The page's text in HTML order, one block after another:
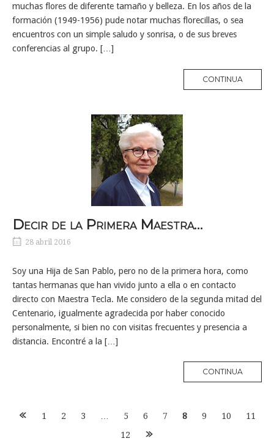
muchas flores de diferente tamaño y belleza. En los años de la
formación (1949-1956) pude notar muchas florecillas, o sea
encuentros con un simple saludo y sonrisa, o de sus breves
conferencias al grupo. […]
CONTINUA
Decir de la Primera Maestra…
28 abril 2016
Soy una Hija de San Pablo, pero no de la primera hora, como
tantas hermanas que han vivido junto a ella o en contacto
directo con Maestra Tecla. Me considero de la segunda mitad del
Centenario, igualmente agradecida por haber conocido
personalmente, si bien no con visitas frecuentes y presencia a
distancia. Encontré a la […]
CONTINUAMORE
Navegación
1 2 3 5 6 7 8 9 10
11
12